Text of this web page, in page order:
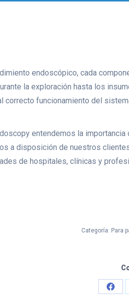
endoscópico, cada
la exploración hasta los
correcto funcionamiento del
entendemos la
a disposición de nuestros
de hospitales, clínicas y
Categoría: Para